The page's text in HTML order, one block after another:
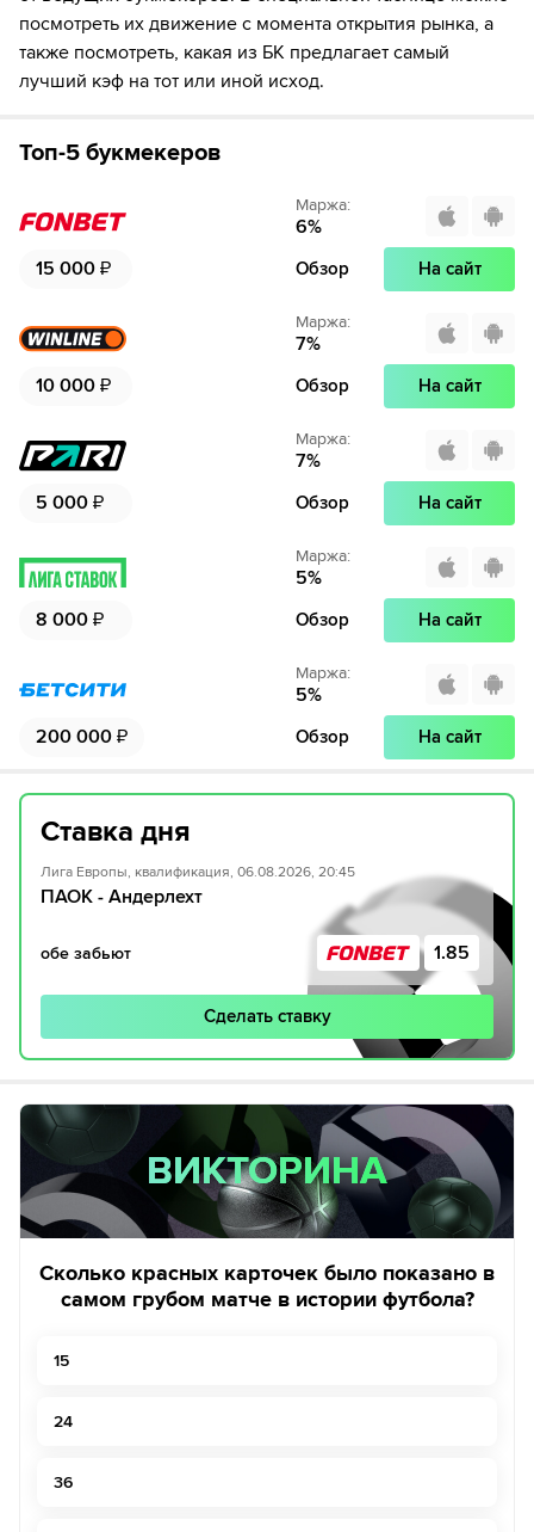
посмотреть их движение с момента открытия рынка, а
также посмотреть, какая из БК предлагает самый
лучший кэф на тот или иной исход.
Топ-5 букмекеров
15 000 ₽
Маржа:
6%
Обзор На сайт
10 000 ₽
Маржа:
7%
Обзор На сайт
5 000 ₽
Маржа:
7%
Обзор На сайт
8 000 ₽
Маржа:
5%
Обзор На сайт
200 000 ₽
Маржа:
5%
Обзор На сайт
Ставка дня
Лига Европы, квалификация, 06.08.2026, 20:45
ПАОК - Андерлехт
обе забьют 1.85
Сделать ставку
ВИКТОРИНА
ВИКТОРИНА
Сколько красных карточек было показано в
самом грубом матче в истории футбола?
15
24
36